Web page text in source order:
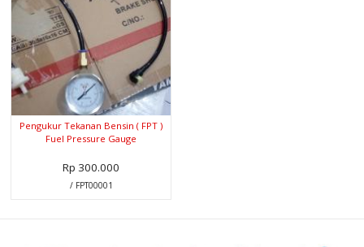
Pengukur Tekanan Bensin ( FPT )
Fuel Pressure Gauge
Rp 300.000
/ FPT00001